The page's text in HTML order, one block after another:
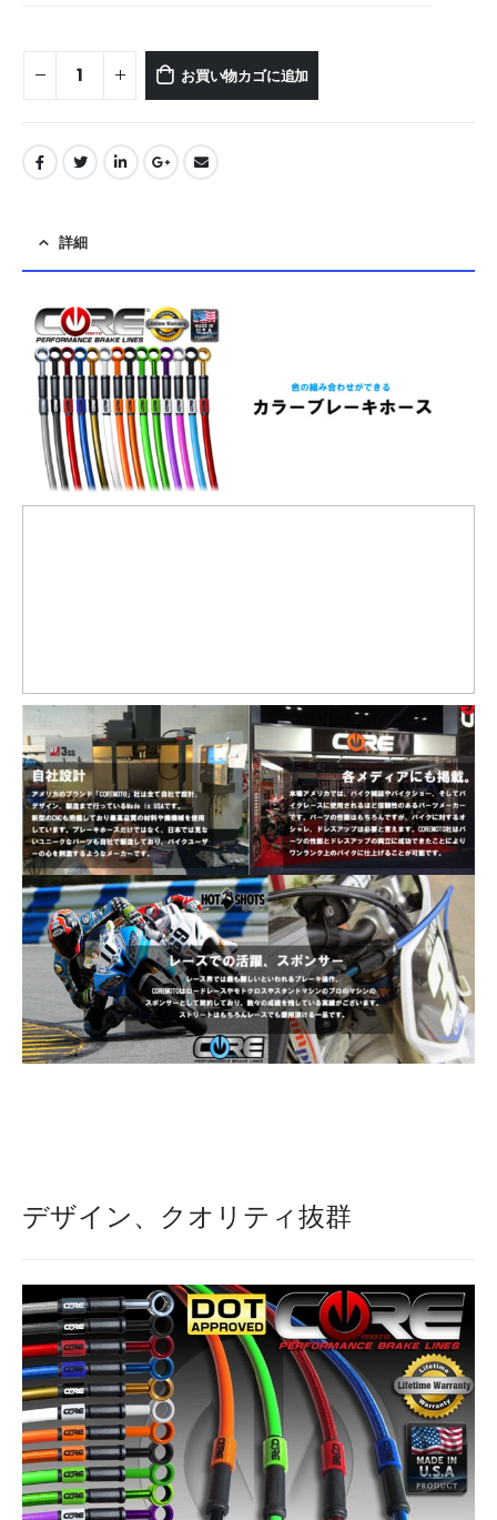
お買い物カゴに追加
詳細
デザイン、クオリティ抜群